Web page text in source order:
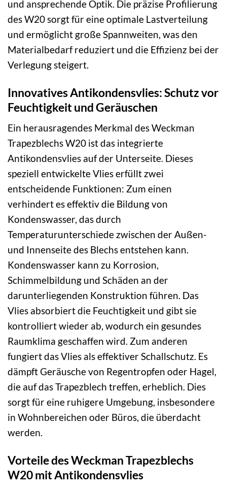
und ansprechende Optik. Die präzise Profilierung
des W20 sorgt für eine optimale Lastverteilung
und ermöglicht große Spannweiten, was den
Materialbedarf reduziert und die Effizienz bei der
Verlegung steigert.
Innovatives Antikondensvlies: Schutz vor
Feuchtigkeit und Geräuschen
Ein herausragendes Merkmal des Weckman
Trapezblechs W20 ist das integrierte
Antikondensvlies auf der Unterseite. Dieses
speziell entwickelte Vlies erfüllt zwei
entscheidende Funktionen: Zum einen
verhindert es effektiv die Bildung von
Kondenswasser, das durch
Temperaturunterschiede zwischen der Außen-
und Innenseite des Blechs entstehen kann.
Kondenswasser kann zu Korrosion,
Schimmelbildung und Schäden an der
darunterliegenden Konstruktion führen. Das
Vlies absorbiert die Feuchtigkeit und gibt sie
kontrolliert wieder ab, wodurch ein gesundes
Raumklima geschaffen wird. Zum anderen
fungiert das Vlies als effektiver Schallschutz. Es
dämpft Geräusche von Regentropfen oder Hagel,
die auf das Trapezblech treffen, erheblich. Dies
sorgt für eine ruhigere Umgebung, insbesondere
in Wohnbereichen oder Büros, die überdacht
werden.
Vorteile des Weckman Trapezblechs
W20 mit Antikondensvlies